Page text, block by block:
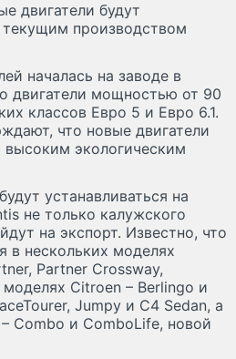
двигатели будут
текущим производством
началась на заводе в
двигатели мощностью от 90
классов Евро 5 и Евро 6.1.
что новые двигатели
экологическим
устанавливаться на
не только калужского
на экспорт. Известно, что
в нескольких моделях
Partner Crossway,
Citroen – Berlingo и
Jumpy и C4 Sedan, а
Combo и ComboLife, новой